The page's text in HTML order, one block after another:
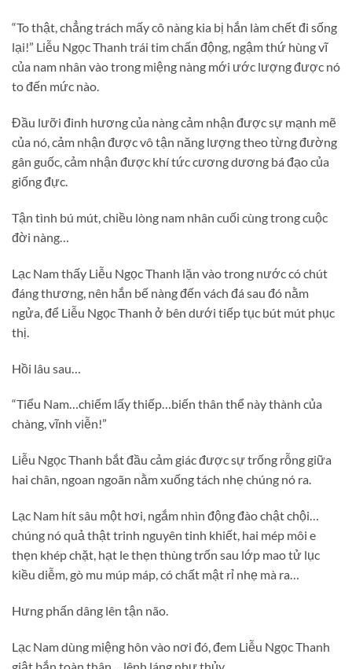
“To thật, chẳng trách mấy cô nàng kia bị hắn làm chết đi sống
lại!” Liễu Ngọc Thanh trái tim chấn động, ngậm thứ hùng vĩ
của nam nhân vào trong miệng nàng mới ước lượng được nó
to đến mức nào.
Đầu lưỡi đinh hương của nàng cảm nhận được sự mạnh mẽ
của nó, cảm nhận được vô tận năng lượng theo từng đường
gân guốc, cảm nhận được khí tức cương dương bá đạo của
giống đực.
Tận tình bú mút, chiều lòng nam nhân cuối cùng trong cuộc
đời nàng…
Lạc Nam thấy Liễu Ngọc Thanh lặn vào trong nước có chút
đáng thương, nên hắn bế nàng đến vách đá sau đó nằm
ngửa, để Liễu Ngọc Thanh ở bên dưới tiếp tục bút mút phục
thị.
Hồi lâu sau…
“Tiểu Nam…chiếm lấy thiếp…biến thân thể này thành của
chàng, vĩnh viễn!”
Liễu Ngọc Thanh bắt đầu cảm giác được sự trống rỗng giữa
hai chân, ngoan ngoãn nằm xuống tách nhẹ chúng nó ra.
Lạc Nam hít sâu một hơi, ngắm nhìn động đào chật chội…
chúng nó quả thật trinh nguyên tinh khiết, hai mép môi e
thẹn khép chặt, hạt le thẹn thùng trốn sau lớp mao tử lục
kiều diễm, gò mu múp máp, có chất mật rỉ nhẹ mà ra…
Hưng phấn dâng lên tận não.
Lạc Nam dùng miệng hôn vào nơi đó, đem Liễu Ngọc Thanh
giật bắn toàn thân,…lênh láng như thủy.